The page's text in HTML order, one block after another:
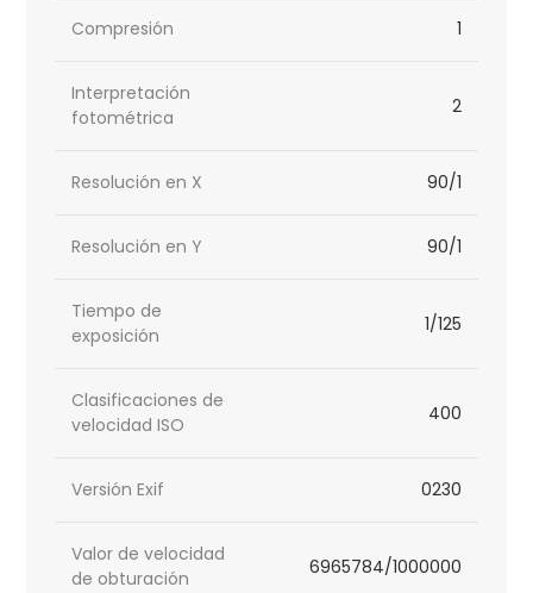
Compresión 1
Interpretación
fotométrica
2
Resolución en X 90/1
Resolución en Y 90/1
Tiempo de
exposición
1/125
Clasificaciones de
velocidad ISO
400
Versión Exif 0230
Valor de velocidad
de obturación
6965784/1000000